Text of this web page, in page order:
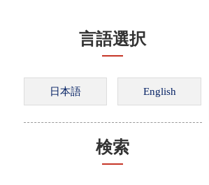
言語選択
検索